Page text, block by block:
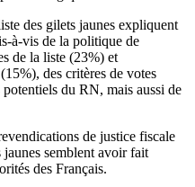
des gilets jaunes expliquent
à-vis de la politique de
de la liste (23%) et
des critères de votes
potentiels du RN, mais aussi de
de justice fiscale
jaunes semblent avoir fait
des Français.